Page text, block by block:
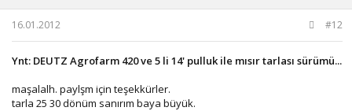
16.01.2012 #12
Ynt: DEUTZ Agrofarm 420 ve 5 li 14' pulluk ile mısır tarlası sürümü...
maşalalh. paylşm için teşekkürler.
tarla 25 30 dönüm sanırım baya büyük.